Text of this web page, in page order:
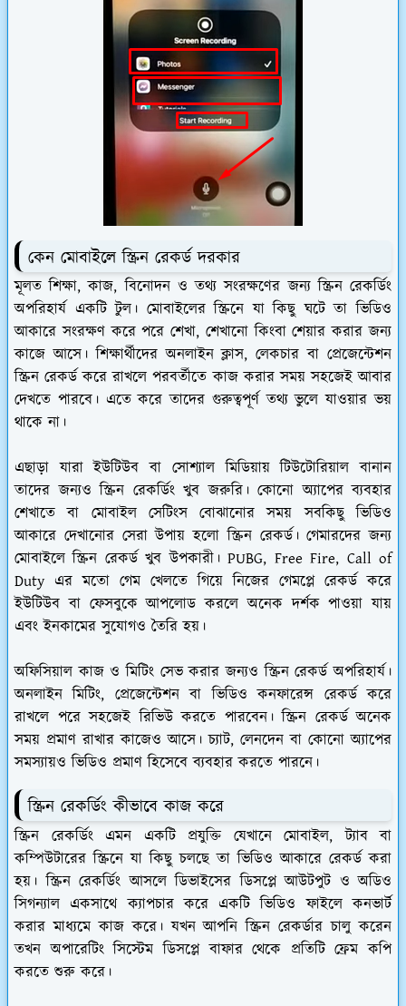
কেন মোবাইলে স্ক্রিন রেকর্ড দরকার
মূলত শিক্ষা, কাজ, বিনোদন ও তথ্য সংরক্ষণের জন্য স্ক্রিন রেকর্ডিং
অপরিহার্য একটি টুল। মোবাইলের স্ক্রিনে যা কিছু ঘটে তা ভিডিও
আকারে সংরক্ষণ করে পরে শেখা, শেখানো কিংবা শেয়ার করার জন্য
কাজে আসে। শিক্ষার্থীদের অনলাইন ক্লাস, লেকচার বা প্রেজেন্টেশন
স্ক্রিন রেকর্ড করে রাখলে পরবর্তীতে কাজ করার সময় সহজেই আবার
দেখতে পারবে। এতে করে তাদের গুরুত্বপূর্ণ তথ্য ভুলে যাওয়ার ভয়
থাকে না।
এছাড়া যারা ইউটিউব বা সোশ্যাল মিডিয়ায় টিউটোরিয়াল বানান
তাদের জন্যও স্ক্রিন রেকর্ডিং খুব জরুরি। কোনো অ্যাপের ব্যবহার
শেখাতে বা মোবাইল সেটিংস বোঝানোর সময় সবকিছু ভিডিও
আকারে দেখানোর সেরা উপায় হলো স্ক্রিন রেকর্ড। গেমারদের জন্য
মোবাইলে স্ক্রিন রেকর্ড খুব উপকারী। PUBG, Free Fire, Call of
Duty এর মতো গেম খেলতে গিয়ে নিজের গেমপ্লে রেকর্ড করে
ইউটিউব বা ফেসবুকে আপলোড করলে অনেক দর্শক পাওয়া যায়
এবং ইনকামের সুযোগও তৈরি হয়।
অফিসিয়াল কাজ ও মিটিং সেভ করার জন্যও স্ক্রিন রেকর্ড অপরিহার্য।
অনলাইন মিটিং, প্রেজেন্টেশন বা ভিডিও কনফারেন্স রেকর্ড করে
রাখলে পরে সহজেই রিভিউ করতে পারবেন। স্ক্রিন রেকর্ড অনেক
সময় প্রমাণ রাখার কাজেও আসে। চ্যাট, লেনদেন বা কোনো অ্যাপের
সমস্যায়ও ভিডিও প্রমাণ হিসেবে ব্যবহার করতে পারনে।
স্ক্রিন রেকর্ডিং কীভাবে কাজ করে
স্ক্রিন রেকর্ডিং এমন একটি প্রযুক্তি যেখানে মোবাইল, ট্যাব বা
কম্পিউটারের স্ক্রিনে যা কিছু চলছে তা ভিডিও আকারে রেকর্ড করা
হয়। স্ক্রিন রেকর্ডিং আসলে ডিভাইসের ডিসপ্লে আউটপুট ও অডিও
সিগন্যাল একসাথে ক্যাপচার করে একটি ভিডিও ফাইলে কনভার্ট
করার মাধ্যমে কাজ করে। যখন আপনি স্ক্রিন রেকর্ডার চালু করেন
তখন অপারেটিং সিস্টেম ডিসপ্লে বাফার থেকে প্রতিটি ফ্রেম কপি
করতে শুরু করে।